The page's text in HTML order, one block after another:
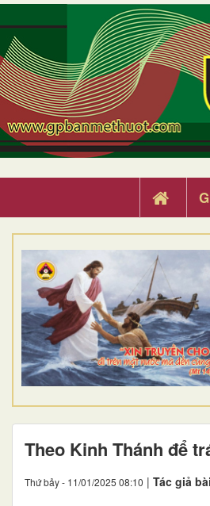
Theo Kinh Thánh để
Thứ bảy - 11/01/2025 08:10 | Tác giả